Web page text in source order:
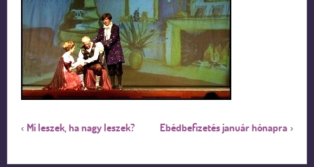
‹ Mi leszek, ha nagy leszek? Ebédbefizetés január hónapra ›